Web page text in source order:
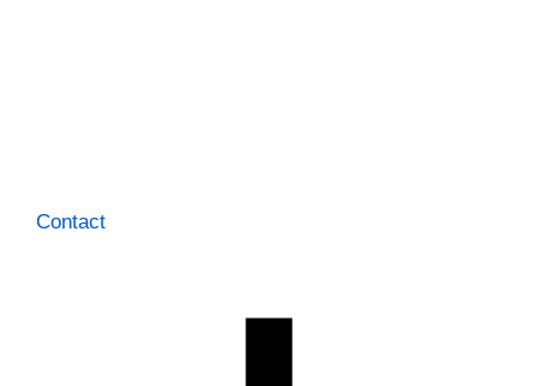
Contact